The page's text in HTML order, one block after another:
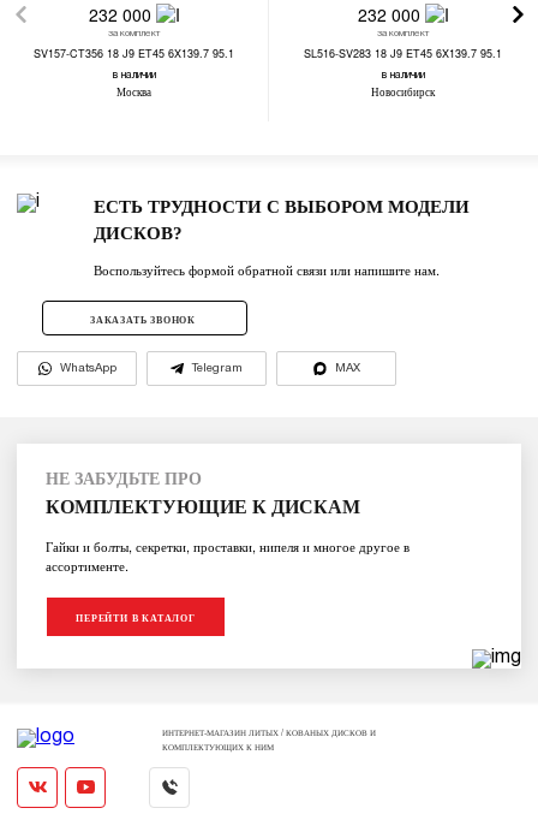
232 000
за комплект
SV157-CT356 18 J9 ET45 6X139.7 95.1
в наличии
Москва
232 000
за комплект
SL516-SV283 18 J9 ET45 6X139.7 95.1
в наличии
Новосибирск
ЕСТЬ ТРУДНОСТИ С ВЫБОРОМ МОДЕЛИ
ДИСКОВ?
Воспользуйтесь формой обратной связи или напишите нам.
ЗАКАЗАТЬ ЗВОНОК
WhatsApp Telegram MAX
НЕ ЗАБУДЬТЕ ПРО
КОМПЛЕКТУЮЩИЕ К ДИСКАМ
Гайки и болты, секретки, проставки, нипеля и многое другое в
ассортименте.
ПЕРЕЙТИ В КАТАЛОГ
ИНТЕРНЕТ-МАГАЗИН ЛИТЫХ / КОВАНЫХ ДИСКОВ И
КОМПЛЕКТУЮЩИХ К НИМ